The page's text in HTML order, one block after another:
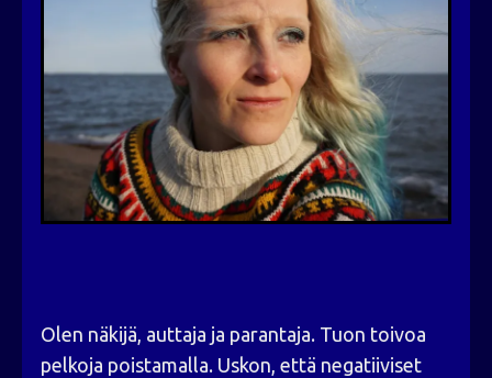
Olen näkijä, auttaja ja parantaja. Tuon toivoa
pelkoja poistamalla. Uskon, että negatiiviset